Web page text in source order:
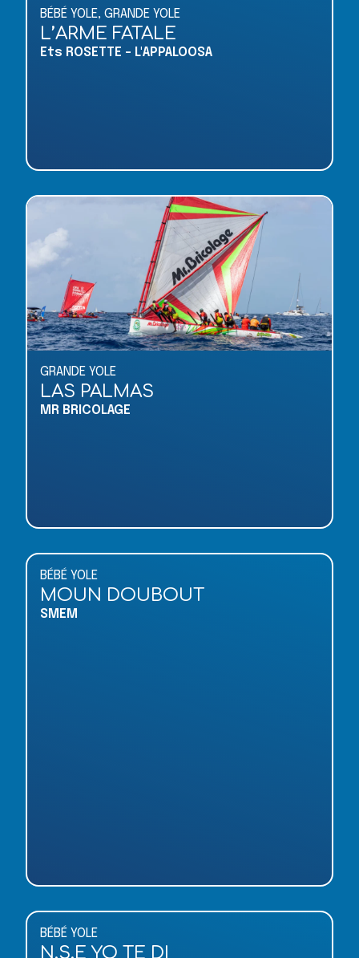
BÉBÉ YOLE, GRANDE YOLE
L’ARME FATALE
Ets ROSETTE - L'APPALOOSA
GRANDE YOLE
LAS PALMAS
MR BRICOLAGE
BÉBÉ YOLE
MOUN DOUBOUT
SMEM
BÉBÉ YOLE
N.S.E YO TE DI